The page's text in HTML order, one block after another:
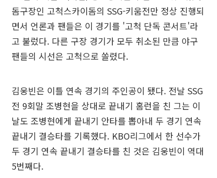
돔구장인 고척스카이돔의 SSG-키움전만 정상 진행되
면서 언론과 팬들은 이 경기를 '고척 단독 콘서트'라
고 불렀다. 다른 구장 경기가 모두 취소된 만큼 야구
팬들의 시선은 고척으로 쏠렸다.
김웅빈은 이틀 연속 경기의 주인공이 됐다. 전날 SSG
전 9회말 조병현을 상대로 끝내기 홈런을 친 그는 이
날도 조병현에게 끝내기 안타를 뽑아내 두 경기 연속
끝내기 결승타를 기록했다. KBO리그에서 한 선수가
두 경기 연속 끝내기 결승타를 친 것은 김웅빈이 역대
5번째다.